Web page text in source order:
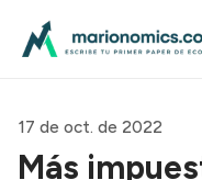
17 de oct. de 2022
Más